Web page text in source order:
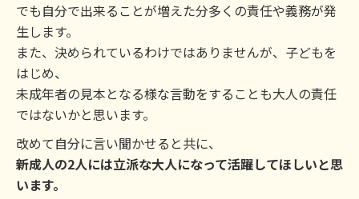
でも自分で出来ることが増えた分多くの責任や義務が発
生します。
また、決められているわけではありませんが、子どもを
はじめ、
未成年者の見本となる様な言動をすることも大人の責任
ではないかと思います。
改めて自分に言い聞かせると共に、
新成人の2人には立派な大人になって活躍してほしいと思
います。